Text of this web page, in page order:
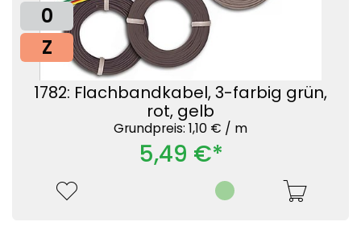
0
Z
1782: Flachbandkabel, 3-farbig grün,
rot, gelb
Grundpreis: 1,10 € / m
5,49 €*